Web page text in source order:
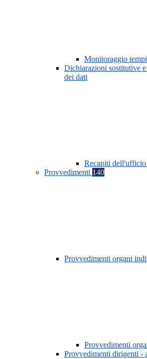
Monitoraggio
Dichiarazioni sostitutive
dei dati
Recapiti dell'ufficio
Provvedimenti 140
Provvedimenti organi
Provvedimenti
Provvedimenti dirigenti -